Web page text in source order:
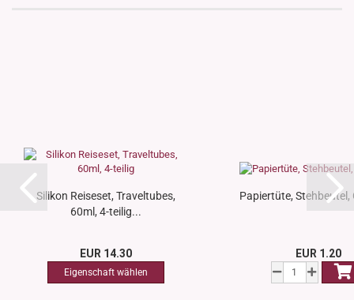
Silikon Reiseset, Traveltubes,
60ml, 4-teilig...
EUR 14.30
Papiertüte, Stehbeutel,
EUR 1.20